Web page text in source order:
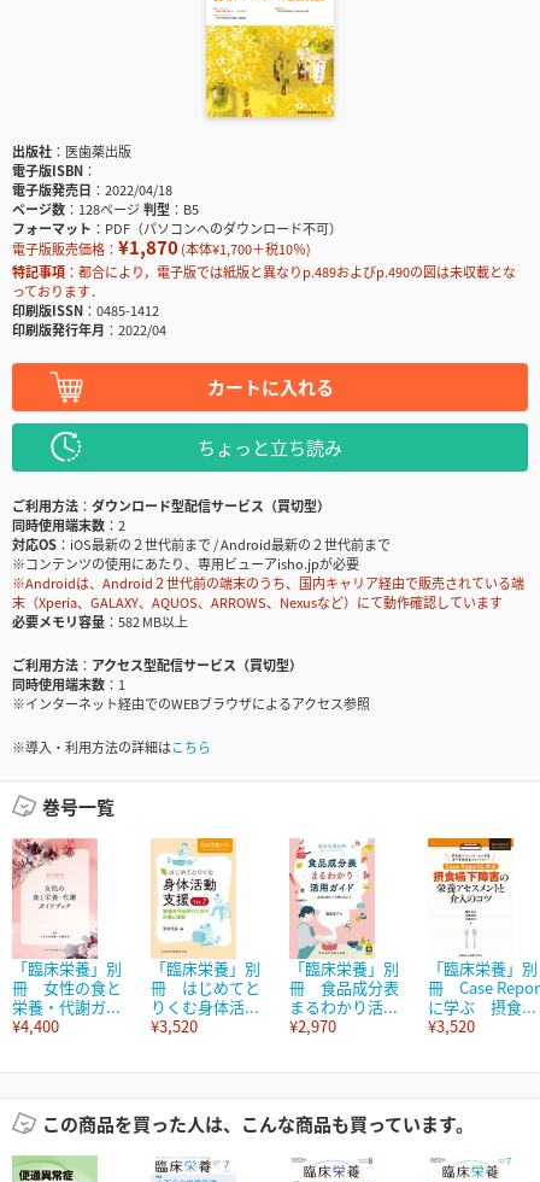
出版社
医歯薬出版
電子版ISBN
電子版発売日
2022/04/18
ページ数
128ページ判型
B5
フォーマット
PDF（パソコンへのダウンロード不可）
電子版販売価格： ¥1,870(本体¥1,700＋税10％)
特記事項
都合により，電子版では紙版と異なりp.489およびp.490の図は未収載とな
っております．
印刷版ISSN
0485-1412
印刷版発行年月
2022/04
カートに入れる
ちょっと立ち読み
ご利用方法
ダウンロード型配信サービス（買切型）
同時使用端末数
2
対応OS
iOS最新の２世代前まで / Android最新の２世代前まで
※コンテンツの使用にあたり、専用ビューアisho.jpが必要
※Androidは、Android２世代前の端末のうち、国内キャリア経由で販売されている端
末（Xperia、GALAXY、AQUOS、ARROWS、Nexusなど）にて動作確認しています
必要メモリ容量
582 MB以上
ご利用方法
アクセス型配信サービス（買切型）
同時使用端末数
1
※インターネット経由でのWEBブラウザによるアクセス参照
※導入・利用方法の詳細はこちら
巻号一覧
「臨床栄養」別
冊 女性の食と
栄養・代謝ガ...
¥4,400
「臨床栄養」別
冊 はじめてと
りくむ身体活...
¥3,520
「臨床栄養」別
冊 食品成分表
まるわかり活...
¥2,970
「臨床栄養」別
冊 Case
に学ぶ 摂食...
¥3,520
この商品を買った人は、こんな商品も買っています。